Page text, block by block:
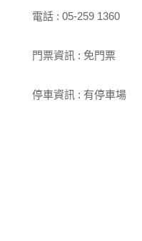
電話 : 05-259 1360
門票資訊 : 免門票
停車資訊 : 有停車場